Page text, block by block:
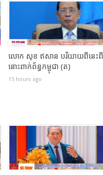
លោក សុខ ឥសាន បរិយាយពីនេះពី
នោះពាក់ព័ន្ធកម្ពុជា (ត)
15 hours ago